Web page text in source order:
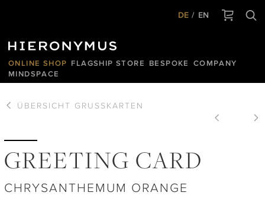
DE EN
ONLINE SHOP FLAGSHIP STORE BESPOKE
COMPANY
MINDSPACE
ÜBERSICHT GRUSSKARTEN
GREETING CARD
CHRYSANTHEMUM ORANGE